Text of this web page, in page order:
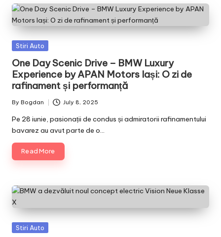
Posted
Stiri Auto
One Day Scenic Drive – BMW Luxury
Experience by APAN Motors Iași: O zi de
rafinament și performanță
Posted
by
By Bogdan July 8, 2025
Pe 28 iunie, pasionații de condus și admiratorii rafinamentului
bavarez au avut parte de o…
Read More
Posted
Stiri Auto